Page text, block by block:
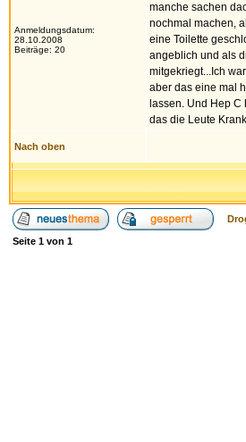
Anmeldungsdatum:
28.10.2008
Beiträge: 20
manche sachen
nochmal machen,
eine Toilette
angeblich und als
mitgekriegt...Ich
aber das eine mal
lassen. Und Hep
das die Leute
Nach oben
Seite 1 von 1